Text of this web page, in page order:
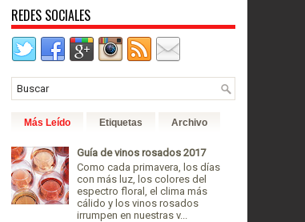
REDES SOCIALES
Más Leído Etiquetas Archivo
Guía de vinos rosados 2017
Como cada primavera, los días
con más luz, los colores del
espectro floral, el clima más
cálido y los vinos rosados
irrumpen en nuestras v...